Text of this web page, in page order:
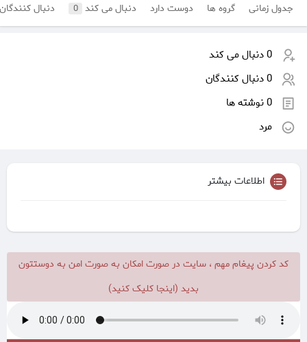
جدول زمانی گروه ها دوست دارد دنبال می کند 0 دنبال
0 دنبال می کند
0 دنبال کنندگان
0 نوشته ها
مرد
اطلاعات بیشتر
کد کردن پیغام مهم ، سایت در صورت امکان به صورت امن به دوستتون
بدید (اینجا کلیک کنید)